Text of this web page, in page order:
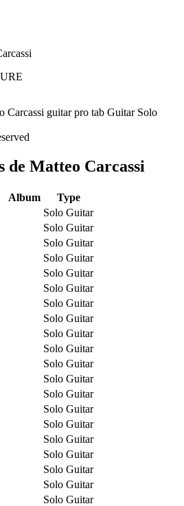
de Matteo Carcassi
Album
Type
Solo Guitar
Solo Guitar
Solo Guitar
Solo Guitar
Solo Guitar
Solo Guitar
Solo Guitar
Solo Guitar
Solo Guitar
Solo Guitar
Solo Guitar
Solo Guitar
Solo Guitar
Solo Guitar
Solo Guitar
Solo Guitar
Solo Guitar
Solo Guitar
Solo Guitar
Solo Guitar